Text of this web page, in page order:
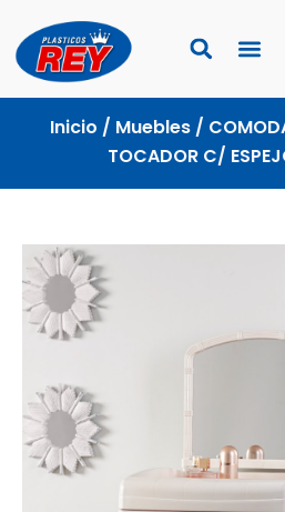
contenido
Inicio / Muebles /
TOCADOR C/